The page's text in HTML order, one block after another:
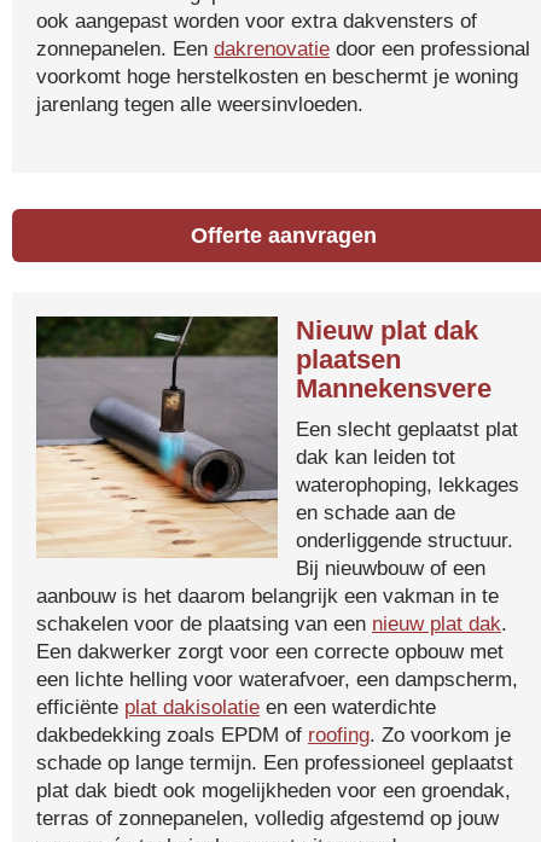
ook aangepast worden voor extra dakvensters of
zonnepanelen. Een dakrenovatie door een professional
voorkomt hoge herstelkosten en beschermt je woning
jarenlang tegen alle weersinvloeden.
Offerte aanvragen
Nieuw plat dak
plaatsen
Mannekensvere
Een slecht geplaatst plat
dak kan leiden tot
waterophoping, lekkages
en schade aan de
onderliggende structuur.
Bij nieuwbouw of een
aanbouw is het daarom belangrijk een vakman in te
schakelen voor de plaatsing van een nieuw plat dak.
Een dakwerker zorgt voor een correcte opbouw met
een lichte helling voor waterafvoer, een dampscherm,
efficiënte plat dakisolatie en een waterdichte
dakbedekking zoals EPDM of roofing. Zo voorkom je
schade op lange termijn. Een professioneel geplaatst
plat dak biedt ook mogelijkheden voor een groendak,
terras of zonnepanelen, volledig afgestemd op jouw